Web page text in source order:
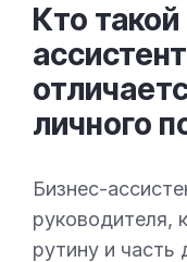
Кто
личного
Бизнес-
руководителя,
рутину и часть